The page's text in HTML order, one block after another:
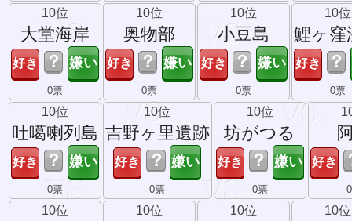
10位
大堂海岸
？
0票
10位
奥物部
？
0票
10位
小豆島
？
0票
10位
鯉ヶ窪
？
0票
10位
吐噶喇列島
？
0票
10位
吉野ヶ里遺跡
？
0票
10位
坊がつる
？
0票
10位 10位 10位 10位